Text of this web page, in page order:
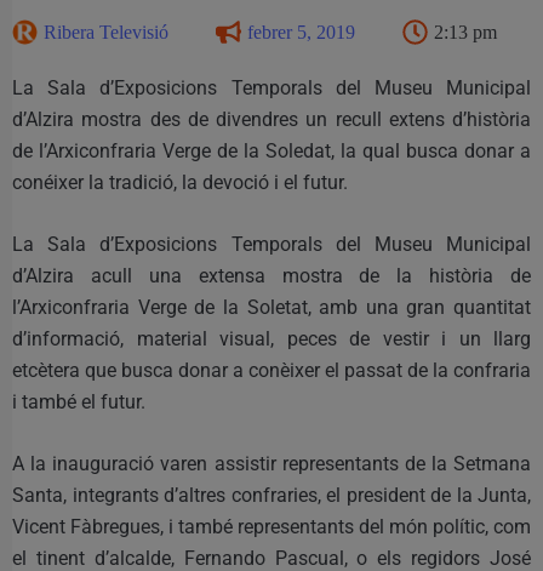
Ribera Televisió febrer 5, 2019 2:13 pm
La Sala d’Exposicions Temporals del Museu Municipal
d’Alzira mostra des de divendres un recull extens d’història
de l’Arxiconfraria Verge de la Soledat, la qual busca donar a
conéixer la tradició, la devoció i el futur.
La Sala d’Exposicions Temporals del Museu Municipal
d’Alzira acull una extensa mostra de la història de
l’Arxiconfraria Verge de la Soletat, amb una gran quantitat
d’informació, material visual, peces de vestir i un llarg
etcètera que busca donar a conèixer el passat de la confraria
i també el futur.
A la inauguració varen assistir representants de la Setmana
Santa, integrants d’altres confraries, el president de la Junta,
Vicent Fàbregues, i també representants del món polític, com
el tinent d’alcalde, Fernando Pascual, o els regidors José